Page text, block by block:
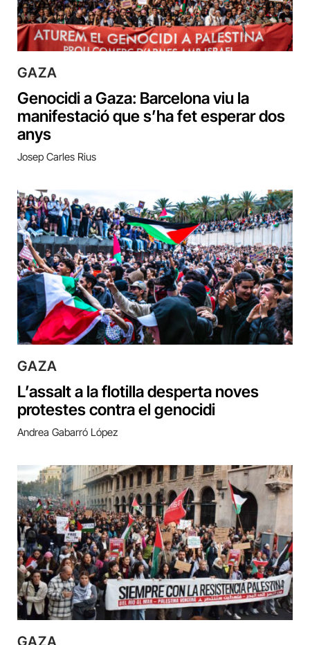
GAZA
Genocidi a Gaza: Barcelona viu la
manifestació que s’ha fet esperar dos
anys
Josep Carles Rius
GAZA
L’assalt a la flotilla desperta noves
protestes contra el genocidi
Andrea Gabarró López
GAZA